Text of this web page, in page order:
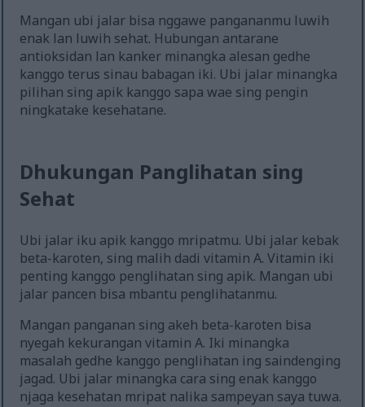
Mangan ubi jalar bisa nggawe pangananmu luwih
enak lan luwih sehat. Hubungan antarane
antioksidan lan kanker minangka alesan gedhe
kanggo terus sinau babagan iki. Ubi jalar minangka
pilihan sing apik kanggo sapa wae sing pengin
ningkatake kesehatane.
Dhukungan Panglihatan sing
Sehat
Ubi jalar iku apik kanggo mripatmu. Ubi jalar kebak
beta-karoten, sing malih dadi vitamin A. Vitamin iki
penting kanggo penglihatan sing apik. Mangan ubi
jalar pancen bisa mbantu penglihatanmu.
Mangan panganan sing akeh beta-karoten bisa
nyegah kekurangan vitamin A. Iki minangka
masalah gedhe kanggo penglihatan ing saindenging
jagad. Ubi jalar minangka cara sing enak kanggo
njaga kesehatan mripat nalika sampeyan saya tuwa.